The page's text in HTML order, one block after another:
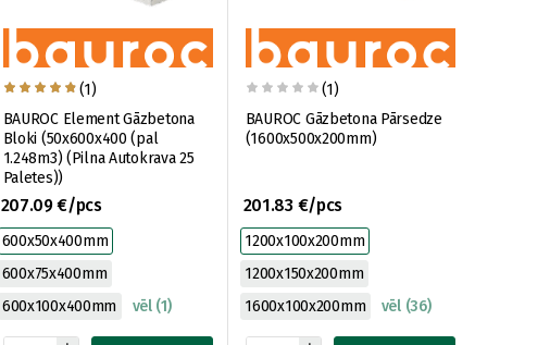
(1)
BAUROC Element Gāzbetona
Bloki (50x600x400 (pal
1.248m3) (Pilna Autokrava 25
Paletes))
207.09 €/pcs
600x50x400mm
600x75x400mm
600x100x400mm
vēl (1)
(1)
BAUROC Gāzbetona Pārsedze
(1600x500x200mm)
201.83 €/pcs
1200x100x200mm
1200x150x200mm
1600x100x200mm
vēl (36)